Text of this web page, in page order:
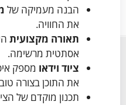
הבנה מעמיקה של
את החוויה.
תאורה מקצועית
אסתטית מרשימה.
ציוד וידאו מספק
את התוכן בצורה
תכנון מוקדם של